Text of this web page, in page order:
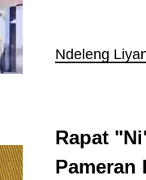
Ndeleng
Rapat
Pameran